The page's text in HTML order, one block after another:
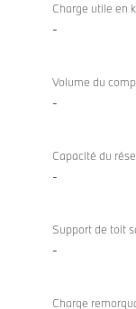
Charge utile en
-
Volume du
-
Capacité du
-
Support de toit
-
Charge